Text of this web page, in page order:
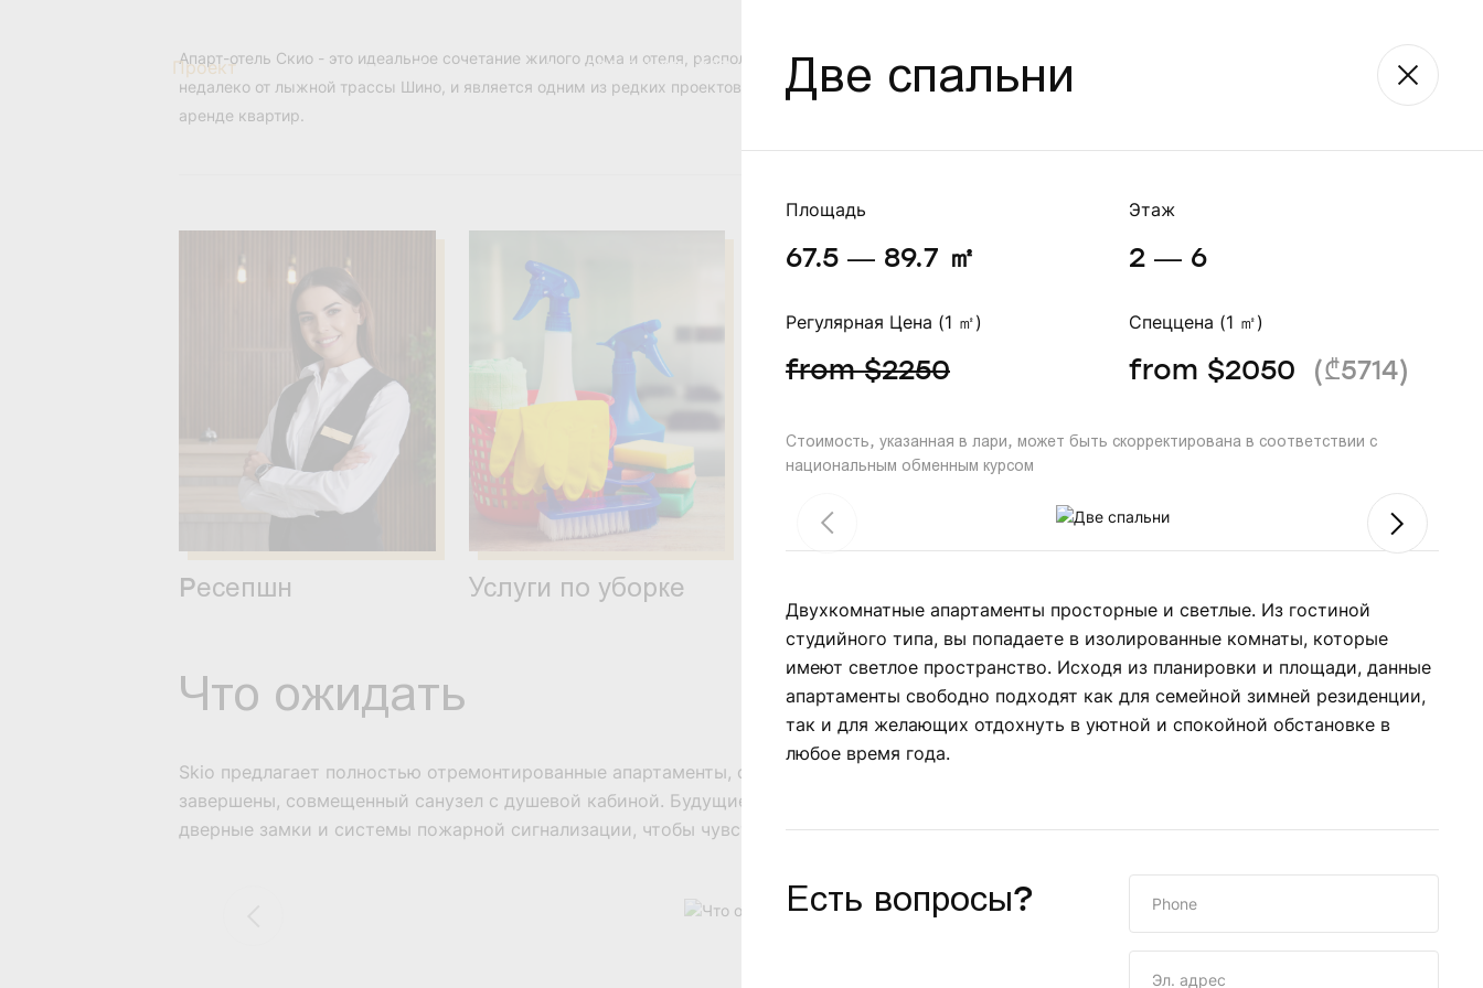
Проект Aпартаменты Гудаури +995 591 027 027 Место нахождения ᲥᲐᲠ
Апарт-отель Скио - это идеальное сочетание жилого дома и отеля, расположенное в одном из самых тихих мест горнолыжного курорта Гудаури,
недалеко от лыжной трассы Шино, и является одним из редких проектов, который подходит для ski in - ski out концепции и предлагает услуги по
аренде квартир.
Pесепшн Услуги по уборке
Что ожидать
Skio предлагает полностью отремонтированные апартаменты, соответствующие стандартам ЕС. Все ремонтные работы
завершены, совмещенный санузел с душевой кабиной. Будущие жильцы оценят полы с подогревом, а также электрические
дверные замки и системы пожарной сигнализации, чтобы чувствовать себя более комфортно и безопасно.
Две спальни
Площадь
67.5 — 89.7 ㎡
Этаж
2 — 6
Регулярная Цена (1 ㎡)
from $2250
Спеццена (1 ㎡)
from $2050 (₾5714)
Стоимость, указанная в лари, может быть скорректирована в соответствии с
национальным обменным курсом
Двухкомнатные апартаменты просторные и светлые. Из гостиной
студийного типа, вы попадаете в изолированные комнаты, которые
имеют светлое пространство. Исходя из планировки и площади, данные
апартаменты свободно подходят как для семейной зимней резиденции,
так и для желающих отдохнуть в уютной и спокойной обстановке в
любое время года.
Есть вопросы?